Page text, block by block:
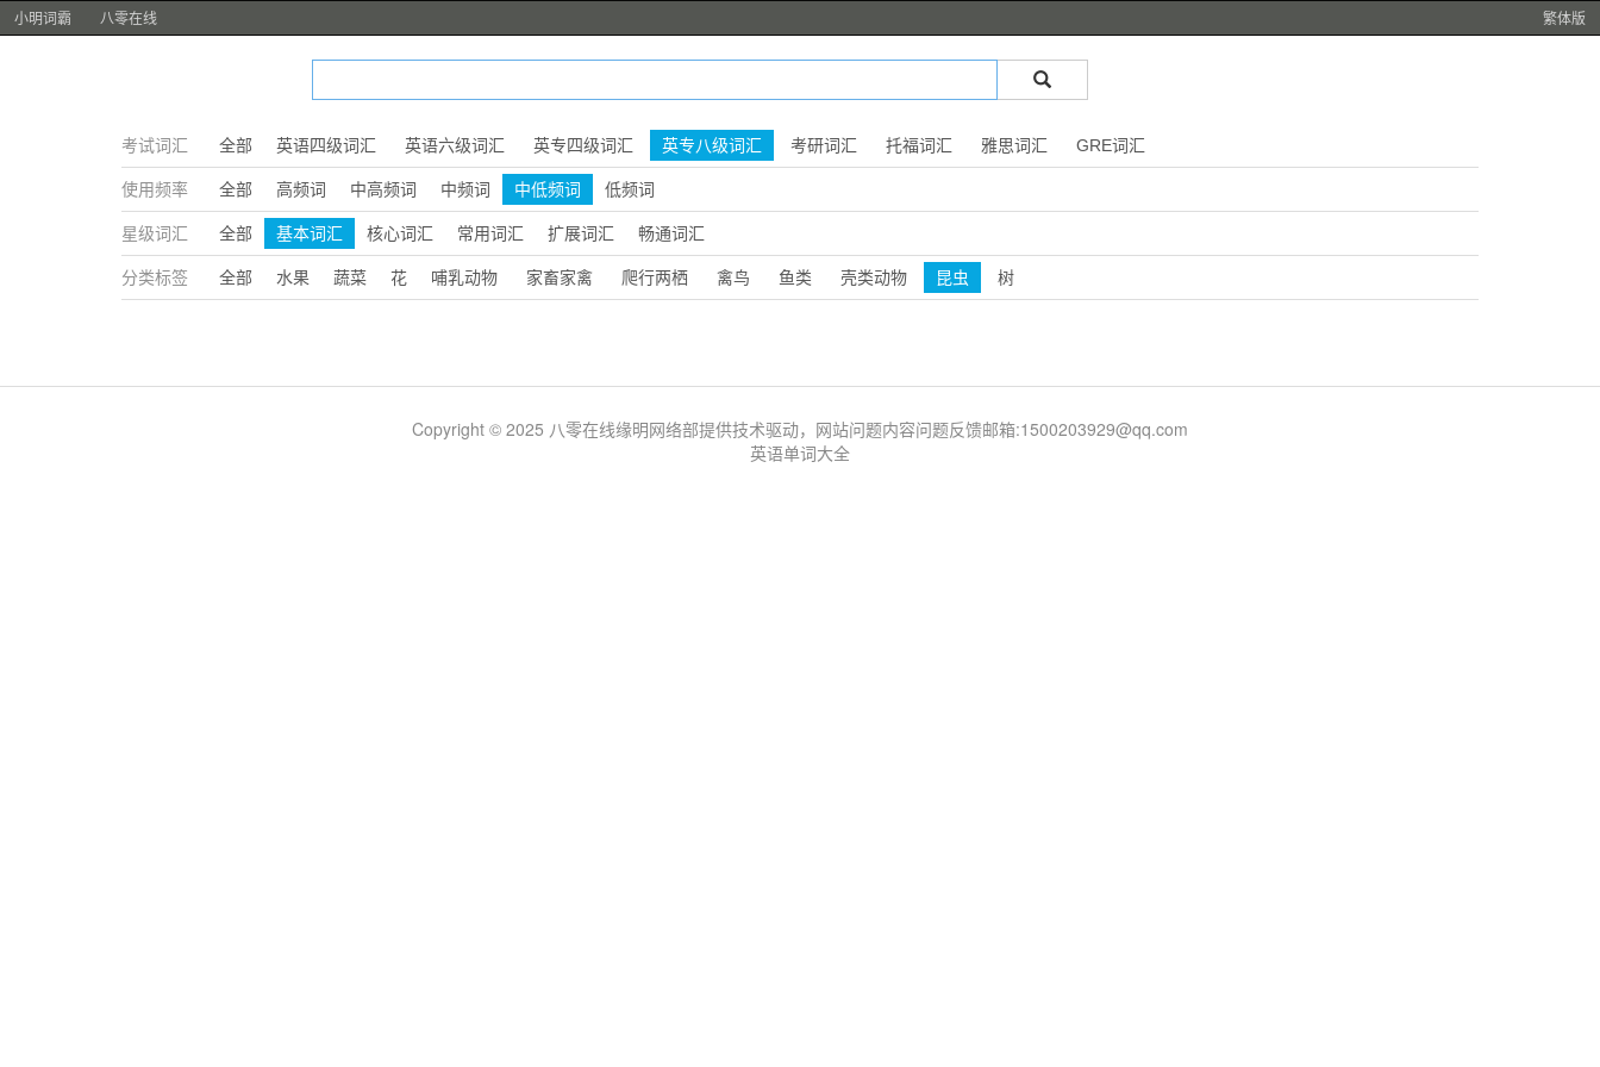
小明词霸 八零在线 繁体版
考试词汇 全部 英语四级词汇 英语六级词汇 英专四级词汇 英专八级词汇 考研词汇 托福词汇 雅思词汇 GRE词汇
使用频率 全部 高频词 中高频词 中频词 中低频词 低频词
星级词汇 全部 基本词汇 核心词汇 常用词汇 扩展词汇 畅通词汇
分类标签 全部 水果 蔬菜 花 哺乳动物 家畜家禽 爬行两栖 禽鸟 鱼类 壳类动物 昆虫 树
Copyright © 2025 八零在线缘明网络部提供技术驱动，网站问题内容问题反馈邮箱:1500203929@qq.com
英语单词大全